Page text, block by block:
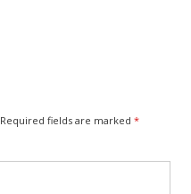
Required fields are marked *